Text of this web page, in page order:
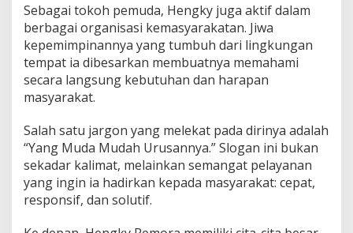
Sebagai tokoh pemuda, Hengky juga aktif dalam
berbagai organisasi kemasyarakatan. Jiwa
kepemimpinannya yang tumbuh dari lingkungan
tempat ia dibesarkan membuatnya memahami
secara langsung kebutuhan dan harapan
masyarakat.
Salah satu jargon yang melekat pada dirinya adalah
“Yang Muda Mudah Urusannya.” Slogan ini bukan
sekadar kalimat, melainkan semangat pelayanan
yang ingin ia hadirkan kepada masyarakat: cepat,
responsif, dan solutif.